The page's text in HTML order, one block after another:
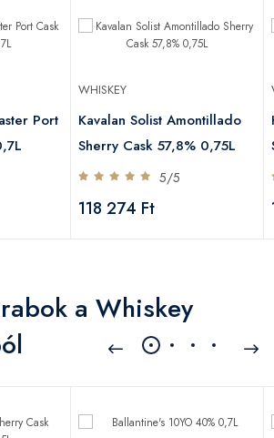
Port
WHISKEY
Kavalan Solist Amontillado
Sherry Cask 57,8% 0,75L
5/5
118 274 Ft
a Whiskey